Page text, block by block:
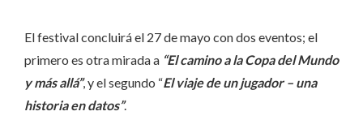
El festival concluirá el 27 de mayo con dos eventos; el
primero es otra mirada a “El camino a la Copa del Mundo
y más allá”, y el segundo “El viaje de un jugador – una
historia en datos”.